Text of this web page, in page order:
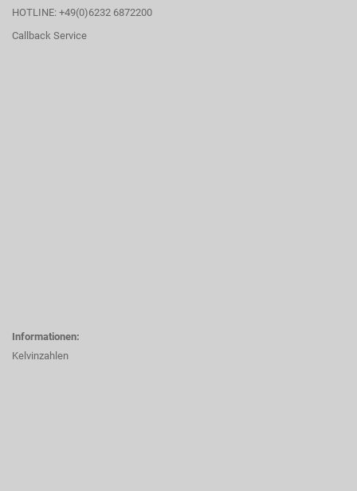
HOTLINE: +49(0)6232 6872200
Callback Service
Informationen:
Kelvinzahlen